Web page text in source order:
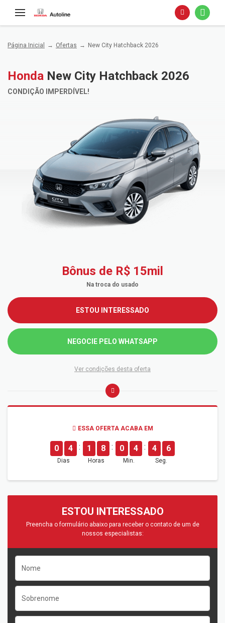
Página Inicial Ofertas New City Hatchback 2026
Honda New City Hatchback 2026
CONDIÇÃO IMPERDÍVEL!
Bônus de R$ 15mil
na troca do usado
ESTOU INTERESSADO
NEGOCIE PELO WHATSAPP
Ver condições desta oferta
ESSA OFERTA ACABA EM
0 4
Dias
1 8
Horas
0 4
Min.
4 6
Seg.
ESTOU INTERESSADO
Preencha o formulário abaixo para receber o contato de um de
nossos especialistas: